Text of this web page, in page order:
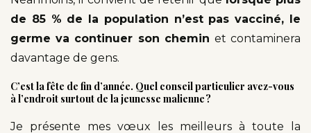
de 85 % de la population n’est pas vacciné, le
germe va continuer son chemin et contaminera
davantage de gens.
C’est la fête de fin d’année. Quel conseil particulier avez-vous
à l’endroit surtout de la jeunesse malienne ?
Je présente mes vœux les meilleurs à toute la